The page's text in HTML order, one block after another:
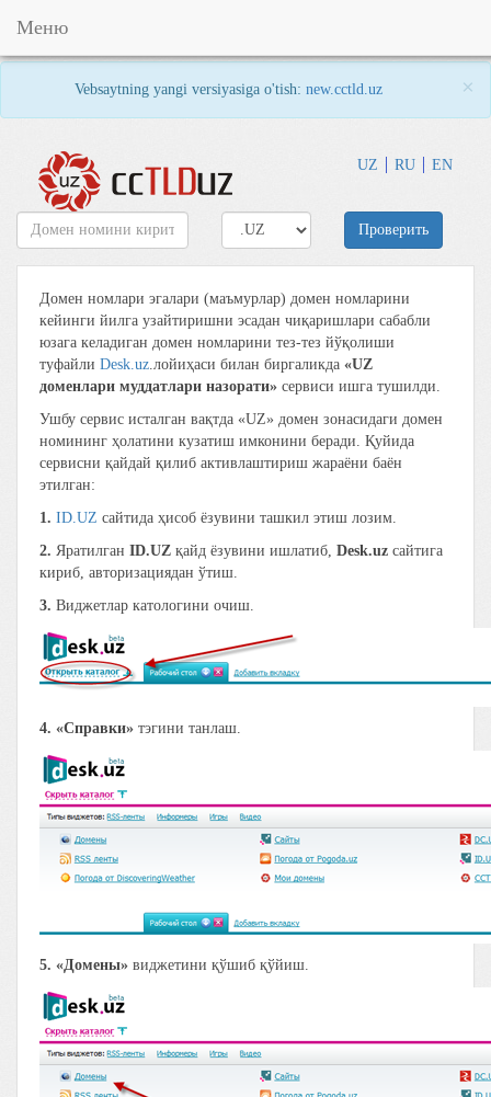
Vebsaytning yangi versiyasiga o'tish: new.cctld.uz ×
UZ RU EN
Меню
Проверить
Домен номлари эгалари (маъмурлар) домен номларини
кейинги йилга узайтиришни эсадан чиқаришлари сабабли
юзага келадиган домен номларини тез-тез йўқолиши
туфайли Desk.uz.лойиҳаси билан биргаликда «UZ
доменлари муддатлари назорати» сервиси ишга тушилди.
Ушбу сервис исталган вақтда «UZ» домен зонасидаги домен
номининг ҳолатини кузатиш имконини беради. Қуйида
сервисни қайдай қилиб активлаштириш жараёни баён
этилган:
1. ID.UZ сайтида ҳисоб ёзувини ташкил этиш лозим.
2. Яратилган ID.UZ қайд ёзувини ишлатиб, Desk.uz сайтига
кириб, авторизациядан ўтиш.
3. Виджетлар катологини очиш.
4. «Справки» тэгини танлаш.
5. «Домены» виджетини қўшиб қўйиш.